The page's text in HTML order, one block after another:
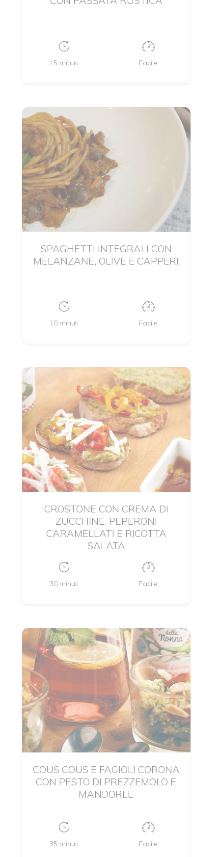
15 minuti Facile
SPAGHETTI INTEGRALI CON
MELANZANE, OLIVE E CAPPERI
10 minuti Facile
CROSTONE CON CREMA DI
ZUCCHINE, PEPERONI
CARAMELLATI E RICOTTA
SALATA
30 minuti Facile
COUS COUS E FAGIOLI CORONA
CON PESTO DI PREZZEMOLO E
MANDORLE
35 minuti Facile